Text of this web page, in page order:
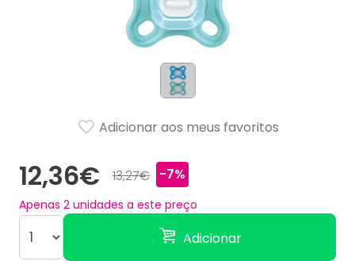
12,36€ 13,27€ -7%
Apenas 2 unidades a este preço
Adicionar
Adicionar aos meus favoritos